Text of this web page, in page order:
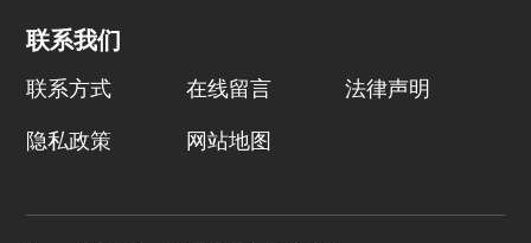
联系我们
联系方式 在线留言 法律声明
隐私政策 网站地图